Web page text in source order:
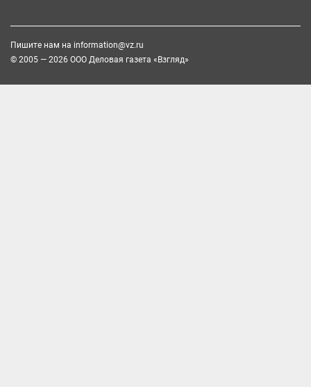
Пишите нам на information@vz.ru
© 2005 — 2026 ООО Деловая газета «Взгляд»